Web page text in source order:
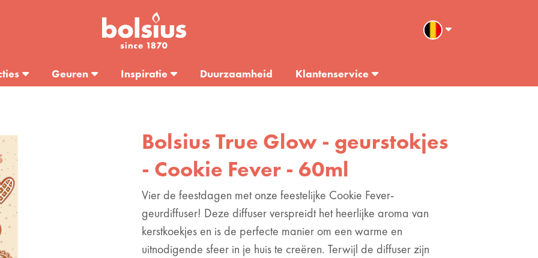
Geuren Inspiratie Duurzaamheid Klantenservice
Bolsius True Glow - geurstokjes
- Cookie Fever - 60ml
Vier de feestdagen met onze feestelijke Cookie Fever-
geurdiffuser! Deze diffuser verspreidt het heerlijke aroma van
kerstkoekjes en is de perfecte manier om een warme en
uitnodigende sfeer in je huis te creëren. Terwijl de diffuser zijn